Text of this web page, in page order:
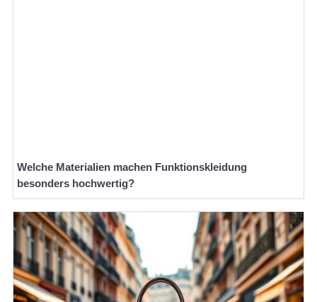
Welche Materialien machen Funktionskleidung
besonders hochwertig?